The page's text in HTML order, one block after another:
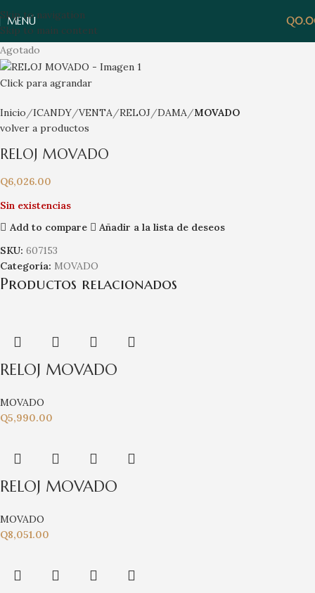
Skip to navigation
Skip to main content
MENÚ Q
Agotado
Click para agrandar
Inicio ICANDY VENTA RELOJ DAMA
MOVADO
volver a productos
RELOJ MOVADO
Q6,026.00
Sin existencias
Add to compare
Añadir a la lista de deseos
SKU: 607153
Categoría: MOVADO
Productos relacionados
RELOJ MOVADO
MOVADO
Q5,990.00
RELOJ MOVADO
MOVADO
Q8,051.00